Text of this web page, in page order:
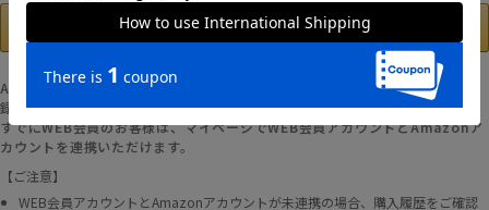
Amazonアカウントの登録情報を使用して、お支払いおよび新規WEB会員登
録が可能です。
すでにWEB会員のお客様は、マイページでWEB会員アカウントとAmazonア
カウントを連携いただけます。
【ご注意】
WEB会員アカウントとAmazonアカウントが未連携の場合、購入履歴をご確認